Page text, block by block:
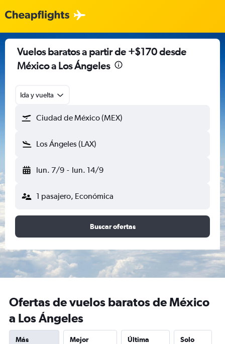
Vuelos baratos a partir de +$170 desde
México a Los Ángeles
Ida y vuelta
Ciudad de México (MEX)
Los Ángeles (LAX)
lun. 7/9 - lun. 14/9
1 pasajero, Económica
Buscar ofertas
Ofertas de vuelos baratos de México
a Los Ángeles
Más
Mejor
Última
Solo